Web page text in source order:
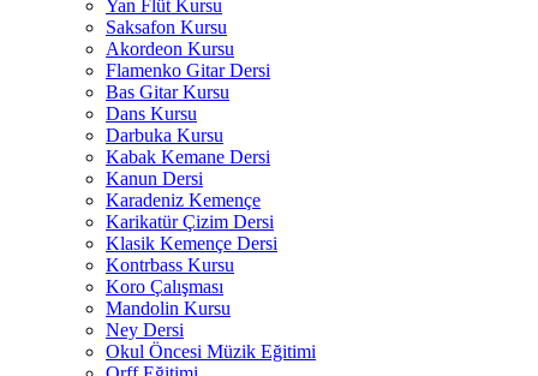
Yan Flüt Kursu
Saksafon Kursu
Akordeon Kursu
Flamenko Gitar Dersi
Bas Gitar Kursu
Dans Kursu
Darbuka Kursu
Kabak Kemane Dersi
Kanun Dersi
Karadeniz Kemençe
Karikatür Çizim Dersi
Klasik Kemençe Dersi
Kontrbass Kursu
Koro Çalışması
Mandolin Kursu
Ney Dersi
Okul Öncesi Müzik Eğitimi